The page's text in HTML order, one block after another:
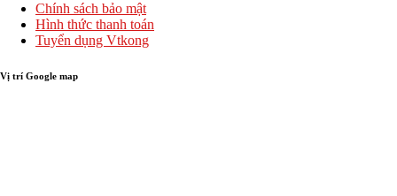
Chính sách bảo mật
Hình thức thanh toán
Tuyển dụng Vtkong
Vị trí Google map